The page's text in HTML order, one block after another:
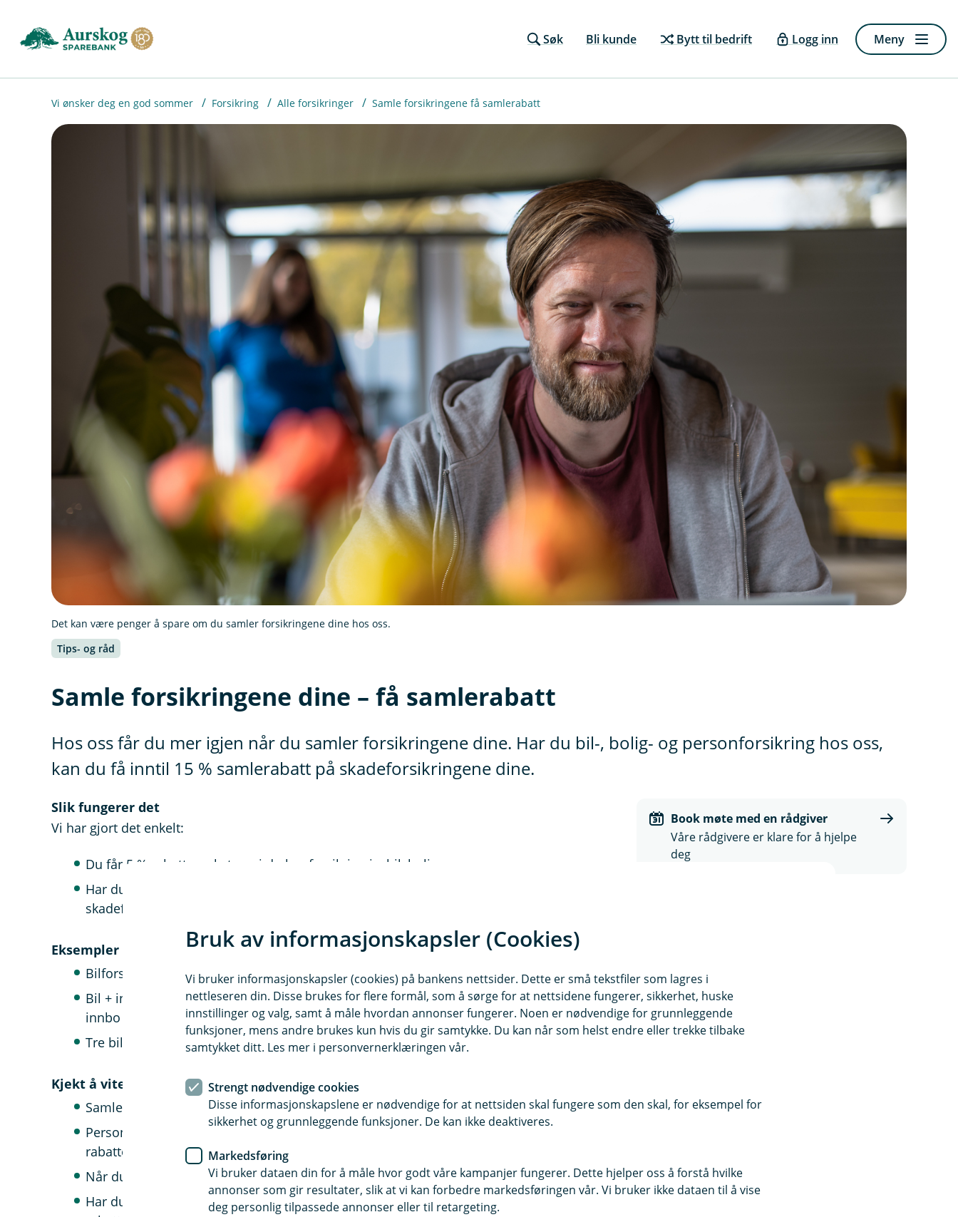
Søk Bli kunde Bytt til bedrift Logg inn Meny
Vi ønsker deg en god sommer Forsikring Alle forsikringer Samle forsikringene få samlerabatt
Det kan være penger å spare om du samler forsikringene dine hos oss.
Tips- og råd
Samle forsikringene dine – få samlerabatt
Hos oss får du mer igjen når du samler forsikringene dine. Har du bil-, bolig- og personforsikring hos oss,
kan du få inntil 15 % samlerabatt på skadeforsikringene dine.
Slik fungerer det
Vi har gjort det enkelt:
Du får 5 % rabatt per kategori du har forsikring i – bil, bolig og person.
Har du forsikringer i alle tre kategorier, får du 15 % samlerabatt på
skadeforsikringene dine.
Eksempler
Bilforsikring: 5 % rabatt Bil + husforsikring: 10 % rabatt på begge
Bil + innbo + barneforsikring: 15 % rabatt på skadeforsikringene bil og
innbo
Tre bilforsikringer: 5 % rabatt på alle bilforsikringene
Kjekt å vite
Samlerabatten gjelder for individuelle skadeforsikringer.
Personforsikringer gir ikke rabatt i seg selv, men teller med når vi regner ut
rabatten på skadeforsikringene dine.
Når du kjøper en ny skadeforsikring, får du rabatten med en gang.
Har du allerede skadeforsikringer og legger til en ny kategori, oppdateres
Book møte med en rådgiver
Våre rådgivere er klare for å hjelpe
deg
Bruk av informasjonskapsler (Cookies)
Vi bruker informasjonskapsler (cookies) på bankens nettsider. Dette er små tekstfiler som lagres i
nettleseren din. Disse brukes for flere formål, som å sørge for at nettsidene fungerer, sikkerhet, huske
innstillinger og valg, samt å måle hvordan annonser fungerer. Noen er nødvendige for grunnleggende
funksjoner, mens andre brukes kun hvis du gir samtykke. Du kan når som helst endre eller trekke tilbake
samtykket ditt. Les mer i personvernerklæringen vår.
Strengt nødvendige cookies
Disse informasjonskapslene er nødvendige for at nettsiden skal fungere som den skal, for eksempel for
sikkerhet og grunnleggende funksjoner. De kan ikke deaktiveres.
Markedsføring
Vi bruker dataen din for å måle hvor godt våre kampanjer fungerer. Dette hjelper oss å forstå hvilke
annonser som gir resultater, slik at vi kan forbedre markedsføringen vår. Vi bruker ikke dataen til å vise
deg personlig tilpassede annonser eller til retargeting.